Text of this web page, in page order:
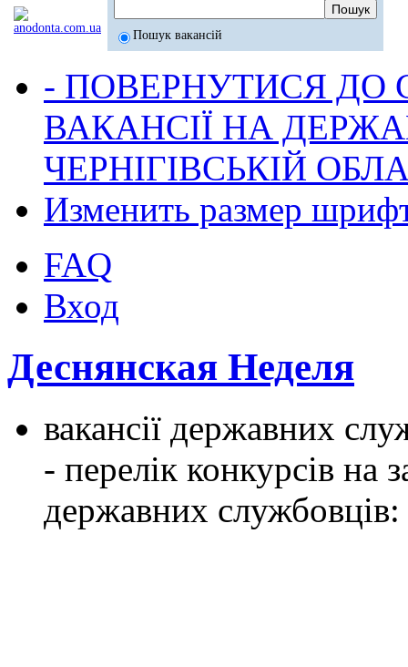
Пошук вакансій
- ПОВЕРНУТИСЯ ДО
ВАКАНСІЇ НА
ЧЕРНІГІВСЬКІЙ
Изменить размер
FAQ
Вход
Деснянская Неделя
вакансії державних
- перелік конкурсів на
державних службовців: